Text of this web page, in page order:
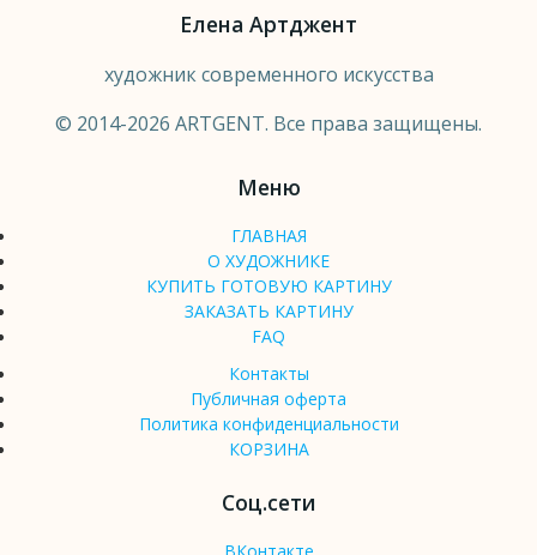
Елена Артджент
художник современного искусства
© 2014-2026 ARTGENT. Все права защищены.
Меню
ГЛАВНАЯ
О ХУДОЖНИКЕ
КУПИТЬ ГОТОВУЮ КАРТИНУ
ЗАКАЗАТЬ КАРТИНУ
FAQ
Контакты
Публичная оферта
Политика конфиденциальности
КОРЗИНА
Соц.сети
ВКонтакте